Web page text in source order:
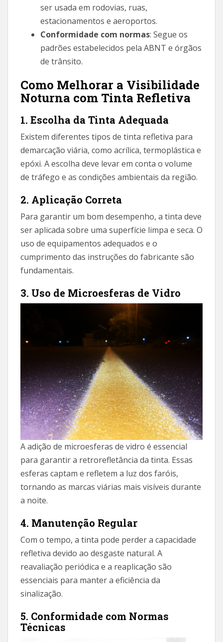
ser usada em rodovias, ruas,
estacionamentos e aeroportos.
Conformidade com normas: Segue os
padrões estabelecidos pela ABNT e órgãos
de trânsito.
Como Melhorar a Visibilidade
Noturna com Tinta Refletiva
1. Escolha da Tinta Adequada
Existem diferentes tipos de tinta refletiva para
demarcação viária, como acrílica, termoplástica e
epóxi. A escolha deve levar em conta o volume
de tráfego e as condições ambientais da região.
2. Aplicação Correta
Para garantir um bom desempenho, a tinta deve
ser aplicada sobre uma superfície limpa e seca. O
uso de equipamentos adequados e o
cumprimento das instruções do fabricante são
fundamentais.
3. Uso de Microesferas de Vidro
A adição de microesferas de vidro é essencial
para garantir a retrorefletância da tinta. Essas
esferas captam e refletem a luz dos faróis,
tornando as marcas viárias mais visíveis durante
a noite.
4. Manutenção Regular
Com o tempo, a tinta pode perder a capacidade
refletiva devido ao desgaste natural. A
reavaliação periódica e a reaplicação são
essenciais para manter a eficiência da
sinalização.
5. Conformidade com Normas
Técnicas